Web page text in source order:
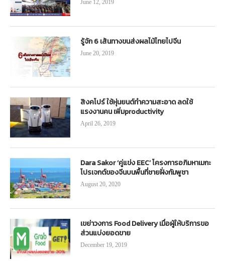
June 12, 2019
รู้จัก 6 เส้นทางขนส่งผลไม้ไทยไปจีน
June 20, 2019
สิงคโปร์ ใช้หุ่นยนต์ทำความสะอาด ลดใช้
แรงงานคน เพิ่มproductivity
April 26, 2019
Dara Sakor ‘คู่แข่ง EEC’ โครงการอภิมหาเมกะ
โปรเจกต์ของจีนบนพื้นที่ชายฝั่งกัมพูชา
August 20, 2020
เขย่าวงการ Food Delivery เมื่อผู้ให้บริการขอ
ส่วนแบ่งยอดขาย
December 19, 2019